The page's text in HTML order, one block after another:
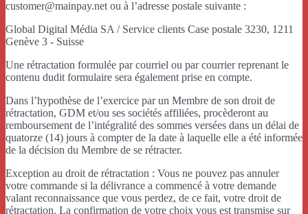
customer@mainpay.net ou à l’adresse postale suivante :
Global Digital Média SA / Service clients Case postale 3230, 1211
Genève 3 - Suisse
Une rétractation formulée par courriel ou par courrier reprenant le
contenu dudit formulaire sera également prise en compte.
Dans l’hypothèse de l’exercice par un Membre de son droit de
rétractation, GDM et/ou ses sociétés affiliées, procèderont au
remboursement de l’intégralité des sommes versées dans un délai de
quatorze (14) jours à compter de la date à laquelle elle a été informée
de la décision du Membre de se rétracter.
Exception au droit de rétractation : Vous ne pouvez pas annuler
votre commande si la délivrance a commencé à votre demande
valant reconnaissance que vous perdez, de ce fait, votre droit de
rétractation. La confirmation de votre choix vous est transmise sur